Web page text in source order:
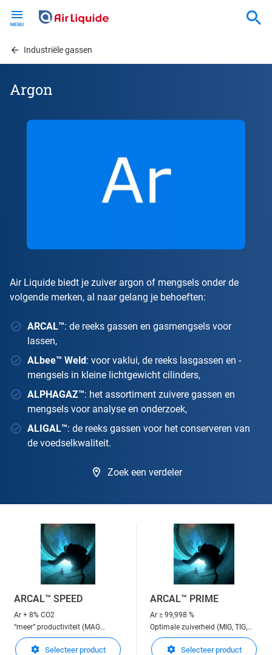
contentIndustriële gassen
Argon
Air Liquide biedt je zuiver argon of mengsels onder de
volgende merken, al naar gelang je behoeften:
ARCAL™: de reeks gassen en gasmengsels voor
lassen,
ALbee™ Weld : voor vaklui, de reeks lasgassen en -
mengsels in kleine lichtgewicht cilinders,
ALPHAGAZ™: het assortiment zuivere gassen en
mengsels voor analyse en onderzoek,
ALIGAL™: de reeks gassen voor het conserveren van
de voedselkwaliteit.
Zoek een verdeler
ARCAL™ SPEED
Ar + 8% CO2
“meer” productiviteit (MAG
lassen)
Selecteer product
ARCAL™ PRIME
Ar ≥ 99,998 %
Optimale zuiverheid (MIG, TIG,
Plasmalassen)
Selecteer product